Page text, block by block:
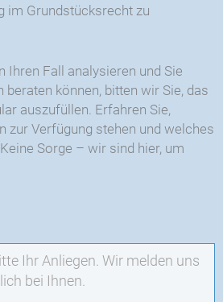
im Grundstücksrecht zu
Ihren Fall analysieren und Sie
können, bitten wir Sie, das
auszufüllen. Erfahren Sie,
zur Verfügung stehen und welches
Sorge – wir sind hier, um